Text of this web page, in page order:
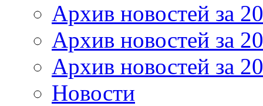
Архив новостей за
Архив новостей за
Архив новостей за
Новости